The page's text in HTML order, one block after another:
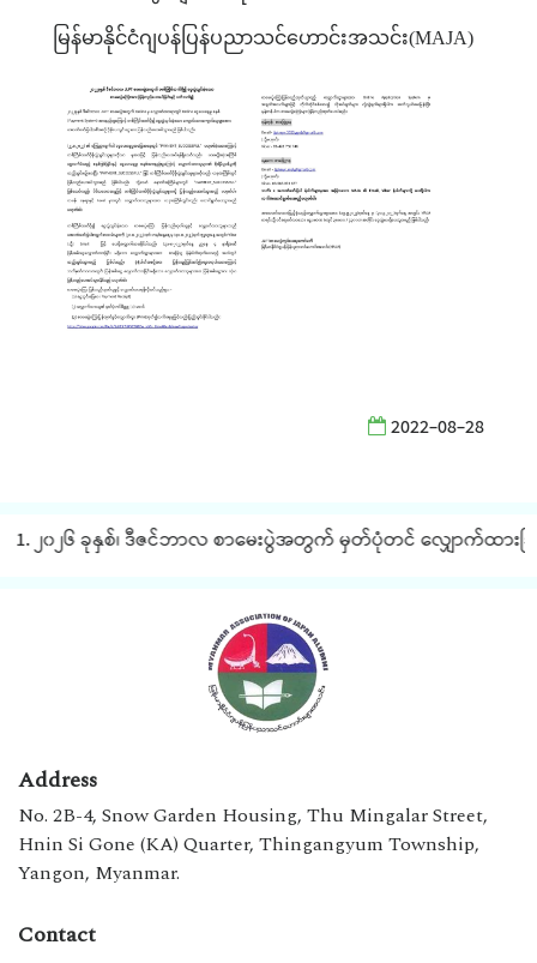
မြန်မာနိုင်ငံဂျပန်ပြန်ပညာသင်ဟောင်းအသင်း(MAJA)
2022-08-28
၂၀၂၆ ခုနှစ်၊ ဒီဇင်ဘာလ စာမေးပွဲအတွက် မှတ်ပုံတင် လျှောက်ထားခြင်း
Address
No. 2B-4, Snow Garden Housing, Thu Mingalar Street,
Hnin Si Gone (KA) Quarter, Thingangyum Township,
Yangon, Myanmar.
Contact